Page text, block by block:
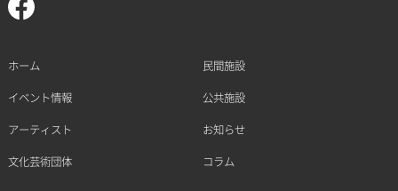
ホーム
イベント情報
アーティスト
文化芸術団体
民間施設
公共施設
お知らせ
コラム